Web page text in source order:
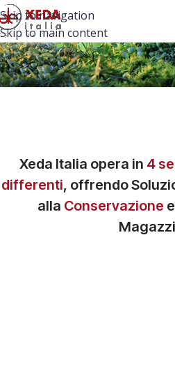
Skip to navigation
Skip to main content
Xeda Italia opera in 4
differenti, offrendo
alla Conservazione e